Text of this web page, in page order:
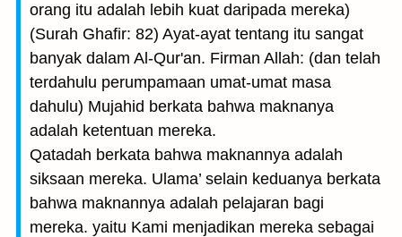
orang itu adalah lebih kuat daripada mereka)
(Surah Ghafir: 82) Ayat-ayat tentang itu sangat
banyak dalam Al-Qur'an. Firman Allah: (dan telah
terdahulu perumpamaan umat-umat masa
dahulu) Mujahid berkata bahwa maknanya
adalah ketentuan mereka.
Qatadah berkata bahwa maknannya adalah
siksaan mereka. Ulama’ selain keduanya berkata
bahwa maknannya adalah pelajaran bagi
mereka. yaitu Kami menjadikan mereka sebagai